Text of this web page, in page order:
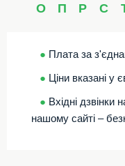
О
П Р С
● Плата за
● Ціни вказані у
● Вхідні дзвінки
нашому сайті –